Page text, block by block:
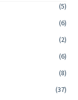
(5)
(6)
(2)
(6)
(8)
(37)